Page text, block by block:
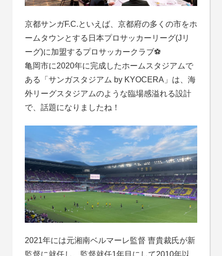
京都サンガF.C.といえば、京都府の多くの市をホ
ームタウンとする日本プロサッカーリーグ(Jリ
ーグ)に加盟するプロサッカークラブ⚽
亀岡市に2020年に完成したホームスタジアムで
ある「サンガスタジアム by KYOCERA」は、海
外リーグスタジアムのような臨場感溢れる設計
で、話題になりましたね！
2021年には元湘南ベルマーレ監督 曺貴裁氏が新